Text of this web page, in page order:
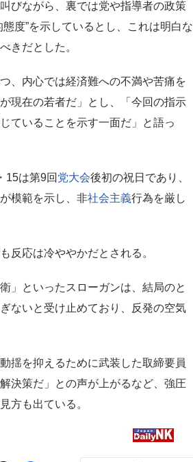
びながら、裏では党や指導者の政策
度”を示しているとし、これは明白な
きだとした。
、内心では経済難への不満や苦痛を
現在の若者だ」とし、「今回の指示
ていることを示す一面だ」と語っ
15は第9回 党大会後初の祝日であり、
模範を示し、非社会主義行為を厳し
反応は冷ややかだとされる。
」といったスローガンは、結局のと
ないと受け止めており、反発の空気
揺を抑えるために武装した取締要員
決策だ」との声が上がるなど、強圧
方も出ている。